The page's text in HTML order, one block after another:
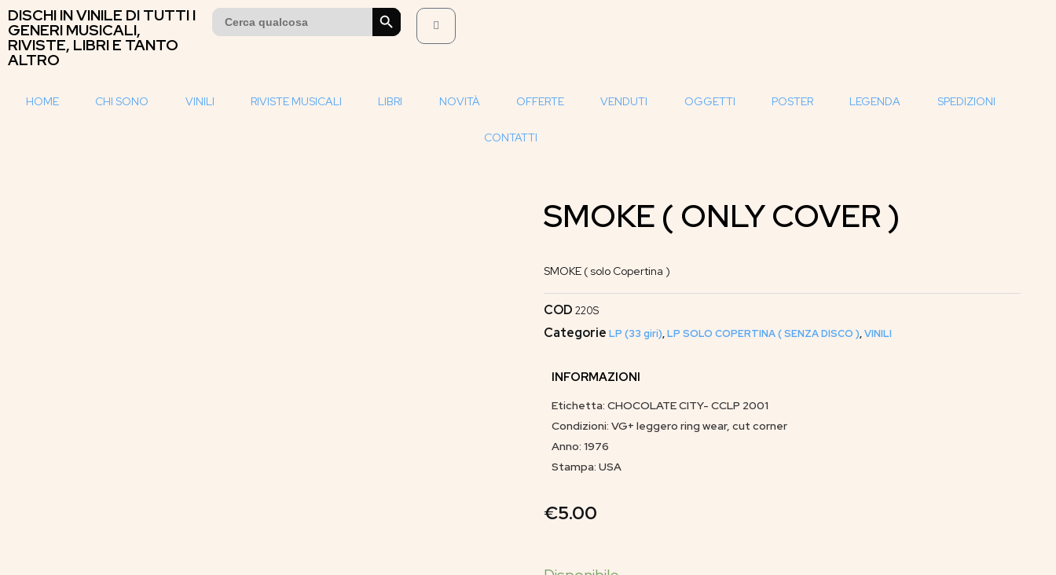
DISCHI IN VINILE DI TUTTI I
GENERI MUSICALI,
RIVISTE, LIBRI E TANTO
ALTRO
Search
for:
SEARCH BUTTON
HOME CHI SONO VINILI RIVISTE MUSICALI LIBRI NOVITÀ OFFERTE VENDUTI OGGETTI POSTER LEGENDA SPEDIZIONI
CONTATTI
SMOKE ( ONLY COVER )
SMOKE ( solo Copertina )
COD 220S
Categorie LP (33 giri),LP SOLO COPERTINA ( SENZA DISCO ),VINILI
INFORMAZIONI
Etichetta: CHOCOLATE CITY- CCLP 2001
Condizioni: VG+ leggero ring wear, cut corner
Anno: 1976
Stampa: USA
€5.00